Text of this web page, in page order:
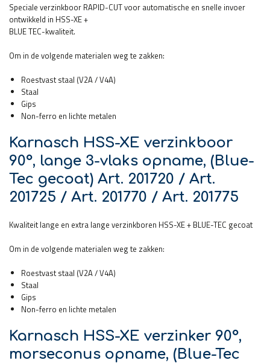
Speciale verzinkboor RAPID-CUT voor automatische en snelle invoer
ontwikkeld in HSS-XE +
BLUE TEC-kwaliteit.
Om in de volgende materialen weg te zakken:
Roestvast staal (V2A / V4A)
Staal
Gips
Non-ferro en lichte metalen
Karnasch HSS-XE verzinkboor
90°, lange 3-vlaks opname, (Blue-
Tec gecoat) Art. 201720 / Art.
201725 / Art. 201770 / Art. 201775
Kwaliteit lange en extra lange verzinkboren HSS-XE + BLUE-TEC gecoat
Om in de volgende materialen weg te zakken:
Roestvast staal (V2A / V4A)
Staal
Gips
Non-ferro en lichte metalen
Karnasch HSS-XE verzinker 90°,
morseconus opname, (Blue-Tec